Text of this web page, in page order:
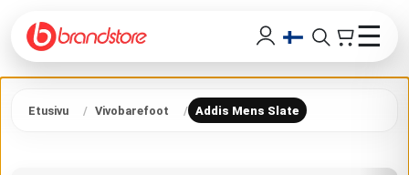
☰
Etusivu Vivobarefoot Addis Mens Slate